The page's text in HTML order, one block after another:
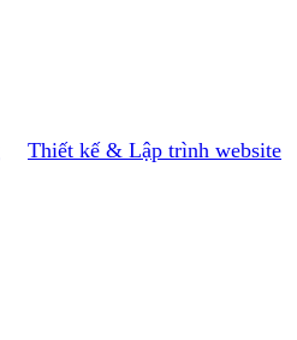
Thiết kế & Lập trình website